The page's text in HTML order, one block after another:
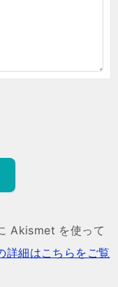
Akismet を使って
詳細はこちらをご覧